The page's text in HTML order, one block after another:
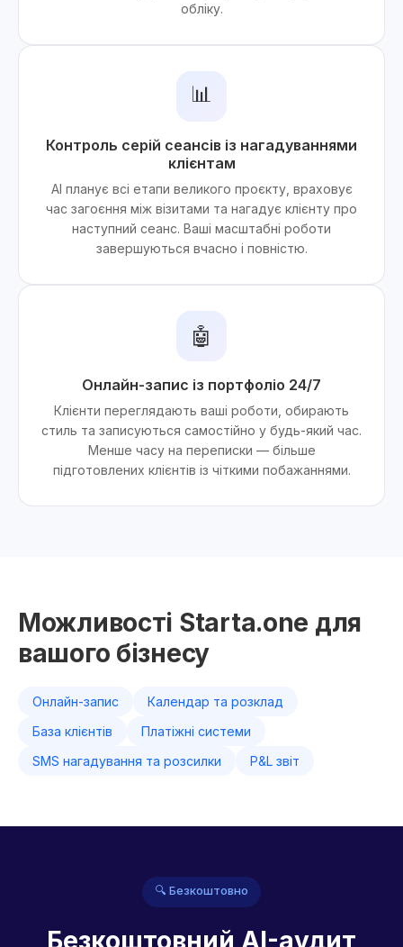
обліку.
📊
Контроль серій сеансів із нагадуваннями
клієнтам
AI планує всі етапи великого проєкту, враховує
час загоєння між візитами та нагадує клієнту про
наступний сеанс. Ваші масштабні роботи
завершуються вчасно і повністю.
🤖
Онлайн-запис із портфоліо 24/7
Клієнти переглядають ваші роботи, обирають
стиль та записуються самостійно у будь-який час.
Менше часу на переписки — більше
підготовлених клієнтів із чіткими побажаннями.
Можливості Starta.one для
вашого бізнесу
Онлайн-запис
Календар та розклад
База клієнтів
Платіжні системи
SMS нагадування та розсилки
P&L звіт
🔍 Безкоштовно
Безкоштовний AI-аудит